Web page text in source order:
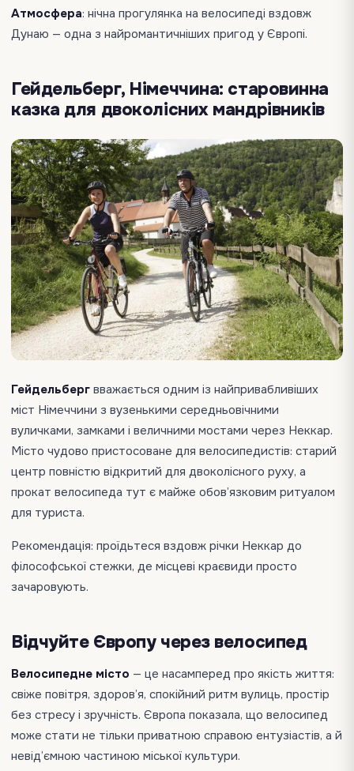
Атмосфера: нічна прогулянка на велосипеді вздовж
Дунаю — одна з найромантичніших пригод у Європі.
Гейдельберг, Німеччина: старовинна
казка для двоколісних мандрівників
Гейдельберг вважається одним із найпривабливіших
міст Німеччини з вузенькими середньовічними
вуличками, замками і величними мостами через Неккар.
Місто чудово пристосоване для велосипедистів: старий
центр повністю відкритий для двоколісного руху, а
прокат велосипеда тут є майже обов’язковим ритуалом
для туриста.
Рекомендація: проїдьтеся вздовж річки Неккар до
філософської стежки, де місцеві краєвиди просто
зачаровують.
Відчуйте Європу через велосипед
Велосипедне місто — це насамперед про якість життя:
свіже повітря, здоров’я, спокійний ритм вулиць, простір
без стресу і зручність. Європа показала, що велосипед
може стати не тільки приватною справою ентузіастів, а й
невід’ємною частиною міської культури.